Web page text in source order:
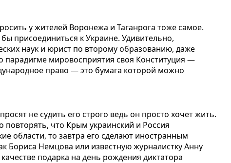
у жителей Воронежа и Таганрога тоже самое.
присоединиться к Украине. Удивительно,
наук и юрист по второму образованию, даже
парадигме мировосприятия своя Конституция —
право — это бумага которой можно
не судить его строго ведь он просто хочет жить.
повторять, что Крым украинский и Россия
области, то завтра его сделают иностранным
Бориса Немцова или известную журналистку Анну
подарка на день рождения диктатора